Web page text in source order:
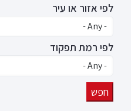
לפי אזור או עיר
לפי רמת תפקוד